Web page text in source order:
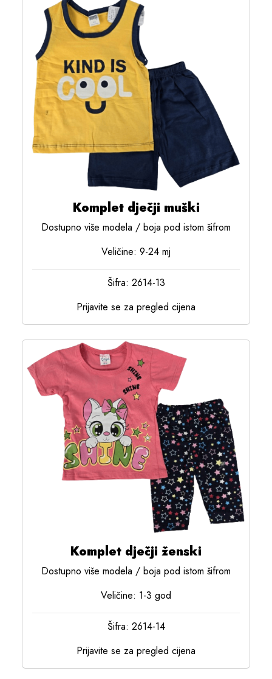
Komplet dječji muški
Dostupno više modela / boja pod istom šifrom
Veličine: 9-24 mj
Šifra: 2614-13
Prijavite se za pregled cijena
Komplet dječji ženski
Dostupno više modela / boja pod istom šifrom
Veličine: 1-3 god
Šifra: 2614-14
Prijavite se za pregled cijena